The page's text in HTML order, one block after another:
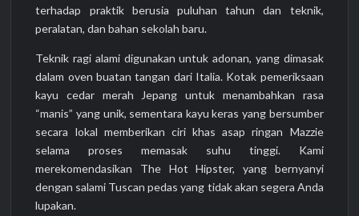
terhadap praktik berusia puluhan tahun dan teknik,
peralatan, dan bahan sekolah baru.
Teknik ragi alami digunakan untuk adonan, yang dimasak
dalam oven buatan tangan dari Italia. Kotak pemeriksaan
kayu cedar merah Jepang untuk menambahkan rasa
“manis” yang unik, sementara kayu keras yang bersumber
secara lokal memberikan ciri khas asap ringan Mazzie
selama proses memasak suhu tinggi. Kami
merekomendasikan The Hot Hipster, yang bernyanyi
dengan salami Tuscan pedas yang tidak akan segera Anda
lupakan.